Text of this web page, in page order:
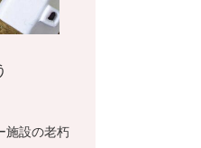
施設の老朽